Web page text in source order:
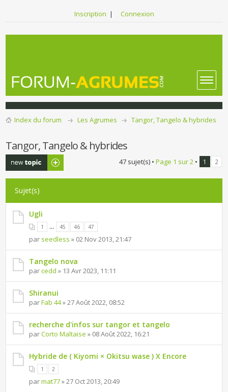
Inscription | Connexion
Index du forum Les Agrumes Tangor, Tangelo & hybrides
Tangor, Tangelo & hybrides
Publier un
nouveau sujet
47 sujet(s) • Page 1 sur2• 1 2
Sujet(s)
Ugli
1 ... 45 46 47
par seedless » 02 Nov 2013, 21:47
Tangelo nova
parcedd » 13 Avr 2023, 11:11
Shiranui
parFab 44» 27 Août 2022, 08:52
recherche d'infos sur tangor et tangelo
parCorto Maltaise » 08 Août 2022, 16:21
Hybride de ( Kiyomi × Okitsu wase ) X Encore
1 2
parmat77» 27 Oct 2013, 20:49